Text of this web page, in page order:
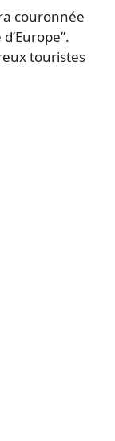
couronnée
touristes